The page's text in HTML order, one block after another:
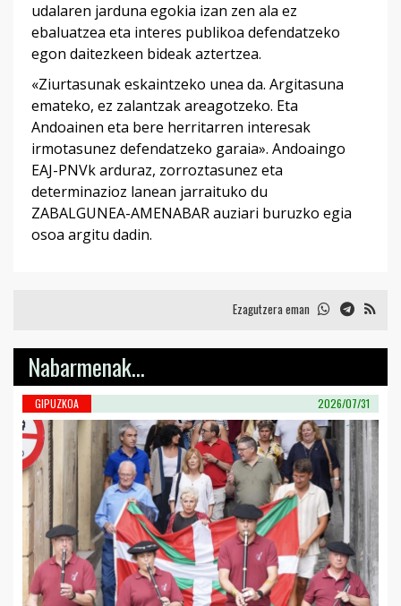
udalaren jarduna egokia izan zen ala ez
ebaluatzea eta interes publikoa defendatzeko
egon daitezkeen bideak aztertzea.
«Ziurtasunak eskaintzeko unea da. Argitasuna
emateko, ez zalantzak areagotzeko. Eta
Andoainen eta bere herritarren interesak
irmotasunez defendatzeko garaia». Andoaingo
EAJ-PNVk arduraz, zorroztasunez eta
determinazioz lanean jarraituko du
ZABALGUNEA-AMENABAR auziari buruzko egia
osoa argitu dadin.
Ezagutzera eman
Nabarmenak...
GIPUZKOA 2026/07/31